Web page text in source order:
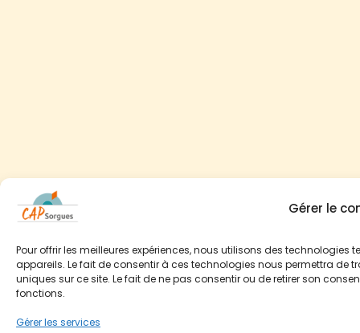
Gérer le
Pour offrir les meilleures expériences, nous utilisons des
appareils. Le fait de consentir à ces technologies nous permettra de
uniques sur ce site. Le fait de ne pas consentir ou de retirer son
fonctions.
Gérer les services